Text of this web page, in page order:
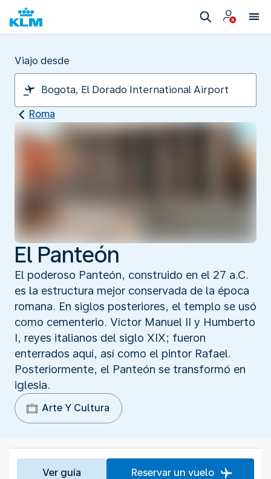
Viajo desde
Roma
El Panteón
El poderoso Panteón, construido en el 27 a.C.
es la estructura mejor conservada de la época
romana. En siglos posteriores, el templo se usó
como cementerio. Víctor Manuel II y Humberto
I, reyes italianos del siglo XIX; fueron
enterrados aquí, así como el pintor Rafael.
Posteriormente, el Panteón se transformó en
iglesia.
Arte Y Cultura
Ver guía Reservar un vuelo